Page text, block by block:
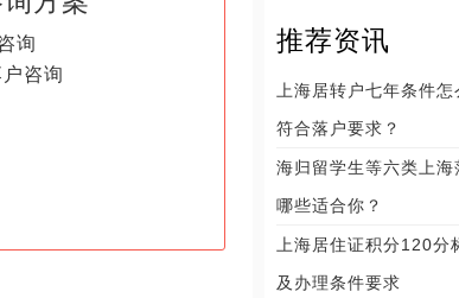
询
咨询
推荐资讯
上海居转户七年条件
符合落户要求？
海归留学生等六类上海
哪些适合你？
上海居住证积分120分
及办理条件要求